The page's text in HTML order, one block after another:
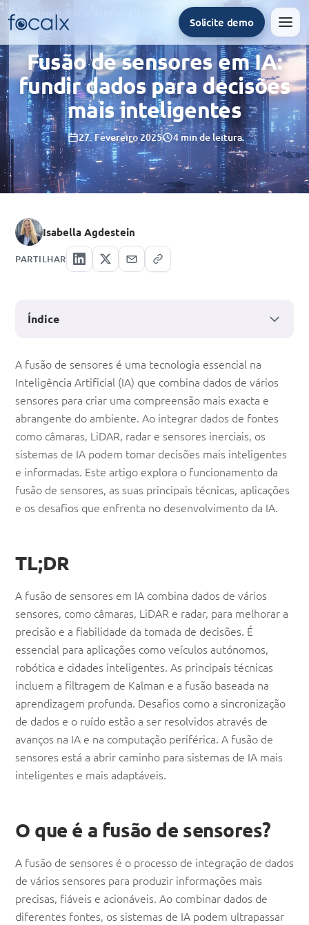
Solicite demo
Início Inteligência Artificial Fusão de sensores em IA: fundir dados para decisões mais inteligentes
Fusão de sensores em IA:
fundir dados para decisões
mais inteligentes
27. Fevereiro 2025 4 min de leitura
Isabella Agdestein
PARTILHAR
Fusão
de
sensores
em
IA:
fundir
dados
decisões
mais
inteligentes
A fusão de sensores é uma tecnologia essencial na
Inteligência Artificial (IA) que combina dados de vários
sensores para criar uma compreensão mais exacta e
abrangente do ambiente. Ao integrar dados de fontes
como câmaras, LiDAR, radar e sensores inerciais, os
sistemas de IA podem tomar decisões mais inteligentes
e informadas. Este artigo explora o funcionamento da
fusão de sensores, as suas principais técnicas, aplicações
e os desafios que enfrenta no desenvolvimento da IA.
TL;DR
A fusão de sensores em IA combina dados de vários
sensores, como câmaras, LiDAR e radar, para melhorar a
precisão e a fiabilidade da tomada de decisões. É
essencial para aplicações como veículos autónomos,
robótica e cidades inteligentes. As principais técnicas
incluem a filtragem de Kalman e a fusão baseada na
aprendizagem profunda. Desafios como a sincronização
de dados e o ruído estão a ser resolvidos através de
avanços na IA e na computação periférica. A fusão de
sensores está a abrir caminho para sistemas de IA mais
inteligentes e mais adaptáveis.
O que é a fusão de sensores?
A fusão de sensores é o processo de integração de dados
de vários sensores para produzir informações mais
precisas, fiáveis e acionáveis. Ao combinar dados de
diferentes fontes, os sistemas de IA podem ultrapassar
Índice